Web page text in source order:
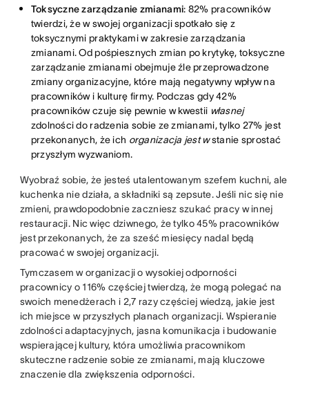
Toksyczne zarządzanie zmianami: 82% pracowników
twierdzi, że w swojej organizacji spotkało się z
toksycznymi praktykami w zakresie zarządzania
zmianami. Od pośpiesznych zmian po krytykę, toksyczne
zarządzanie zmianami obejmuje źle przeprowadzone
zmiany organizacyjne, które mają negatywny wpływ na
pracowników i kulturę firmy. Podczas gdy 42%
pracowników czuje się pewnie w kwestii własnej
zdolności do radzenia sobie ze zmianami, tylko 27% jest
przekonanych, że ich organizacja jest wstanie sprostać
przyszłym wyzwaniom.
Wyobraź sobie, że jesteś utalentowanym szefem kuchni, ale
kuchenka nie działa, a składniki są zepsute. Jeśli nic się nie
zmieni, prawdopodobnie zaczniesz szukać pracy w innej
restauracji. Nic więc dziwnego, że tylko 45% pracowników
jest przekonanych, że za sześć miesięcy nadal będą
pracować w swojej organizacji.
Tymczasem w organizacji o wysokiej odporności
pracownicy o 116% częściej twierdzą, że mogą polegać na
swoich menedżerach i 2,7 razy częściej wiedzą, jakie jest
ich miejsce w przyszłych planach organizacji. Wspieranie
zdolności adaptacyjnych, jasna komunikacja i budowanie
wspierającej kultury, która umożliwia pracownikom
skuteczne radzenie sobie ze zmianami, mają kluczowe
znaczenie dla zwiększenia odporności.